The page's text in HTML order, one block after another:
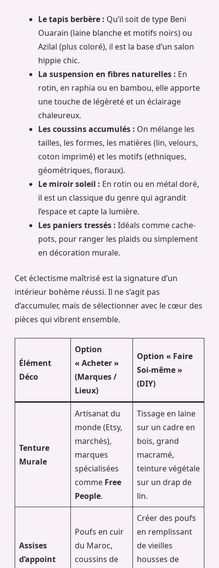
Le tapis berbère : Qu’il soit de type Beni
Ouarain (laine blanche et motifs noirs) ou
Azilal (plus coloré), il est la base d’un salon
hippie chic.
La suspension en fibres naturelles : En
rotin, en raphia ou en bambou, elle apporte
une touche de légèreté et un éclairage
chaleureux.
Les coussins accumulés : On mélange les
tailles, les formes, les matières (lin, velours,
coton imprimé) et les motifs (ethniques,
géométriques, floraux).
Le miroir soleil : En rotin ou en métal doré,
il est un classique du genre qui agrandit
l’espace et capte la lumière.
Les paniers tressés : Idéals comme cache-
pots, pour ranger les plaids ou simplement
en décoration murale.
Cet éclectisme maîtrisé est la signature d’un
intérieur bohème réussi. Il ne s’agit pas
d’accumuler, mais de sélectionner avec le cœur des
pièces qui vibrent ensemble.
Élément
Déco
Option
« Acheter »
(Marques /
Lieux)
Option « Faire
Soi-même »
(DIY)
Tenture
Murale
Artisanat du
monde (Etsy,
marchés),
marques
spécialisées
comme Free
People.
Tissage en laine
sur un cadre en
bois, grand
macramé,
teinture végétale
sur un drap de
lin.
Assises
d’appoint
Poufs en cuir
du Maroc,
coussins de
Créer des poufs
en remplissant
de vieilles
housses de